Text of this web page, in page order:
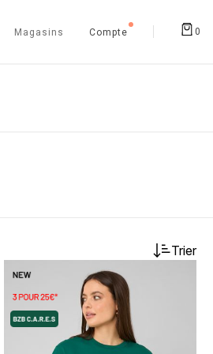
Magasins Compte 0
Trier